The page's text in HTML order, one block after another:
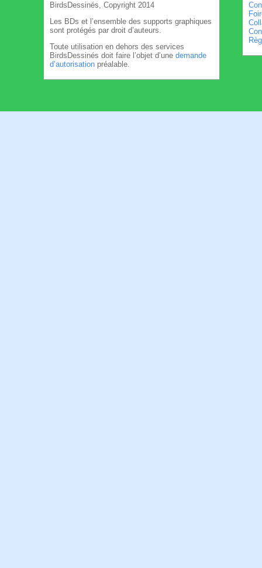
BirdsDessinés, Copyright 2014
Les BDs et l’ensemble des supports graphiques
sont protégés par droit d’auteurs.
Toute utilisation en dehors des services
BirdsDessinés doit faire l’objet d’une demande
d’autorisation préalable.